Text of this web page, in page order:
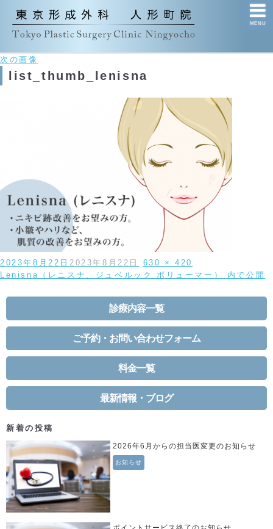
MENU
次の画像
list_thumb_lenisna
投
稿
2023年8月22日 2023年8月22日
フ
ル
イ
ズ
630 × 420
投
ナ
ゲ
シ
ョ
Lenisna（レニスナ、ジュベルック ボリューマー） 内で公開
診療内容一覧
ご予約・お問い合わせフォーム
料金一覧
最新情報・ブログ
新着の投稿
2026年6月からの担当医変更のお知らせ
お知らせ